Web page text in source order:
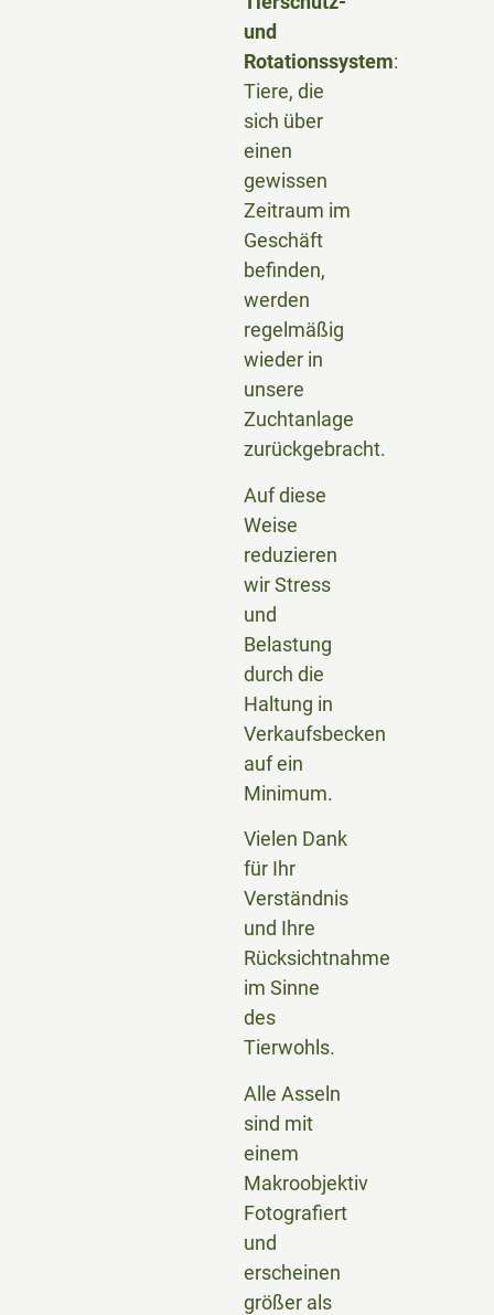
und
Rotationssystem:
Tiere, die
sich über
einen
gewissen
Zeitraum im
Geschäft
befinden,
werden
regelmäßig
wieder in
unsere
Zuchtanlage
zurückgebracht.
Auf diese
Weise
reduzieren
wir Stress
und
Belastung
durch die
Haltung in
Verkaufsbecken
auf ein
Minimum.
Vielen Dank
für Ihr
Verständnis
und Ihre
Rücksichtnahme
im Sinne
des
Tierwohls.
Alle Asseln
sind mit
einem
Makroobjektiv
Fotografiert
und
erscheinen
größer als